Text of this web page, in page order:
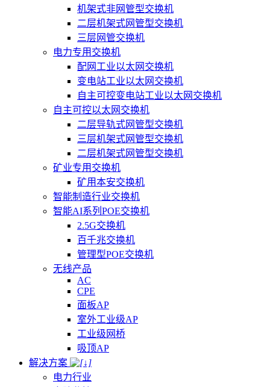
机架式非网管型交换机
二层机架式网管型交换机
三层网管交换机
电力专用交换机
配网工业以太网交换机
变电站工业以太网交换机
自主可控变电站工业以太网交换机
自主可控以太网交换机
二层导轨式网管型交换机
三层机架式网管型交换机
二层机架式网管型交换机
矿业专用交换机
矿用本安交换机
智能制造行业交换机
智能AI系列POE交换机
2.5G交换机
百千兆交换机
管理型POE交换机
无线产品
AC
CPE
面板AP
室外工业级AP
工业级网桥
吸顶AP
解决方案
电力行业